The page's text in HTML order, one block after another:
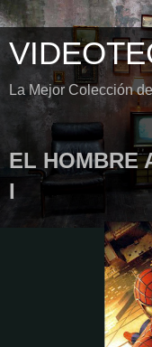
La Mejor Colección
EL HOMBRE
I